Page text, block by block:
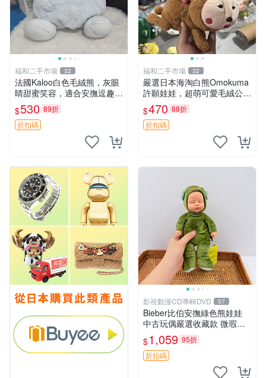
福和二手市場 32
法國Kaloo白色毛絨熊，灰眼
睛甜蜜笑容，適合安撫逗趣可
愛，柔軟面料手感佳。14 白
色安撫熊 毛絨玩具 寶寶逗樂
具
$530 89折
折扣碼
福和二手市場 32
嚴選日本海淘白熊Omokuma
許願娃娃，超萌可愛毛絨公仔
推薦收藏 白熊 Omokuma 毛
絨玩具 偽裝娃娃 玩具擺飾
$470 88折
折扣碼
影視動漫CD專輯DVD 57
Bieber比伯安撫綠色熊娃娃
中古玩偶嚴選收藏款 微瑕輕
度使用 Bieber綠熊娃娃 中古
玩偶 微瑕
$1,059 95折
折扣碼